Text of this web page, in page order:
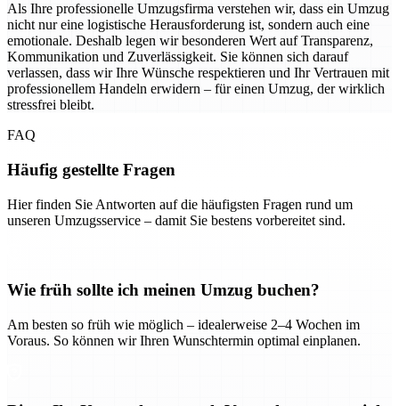
Als Ihre professionelle Umzugsfirma verstehen wir, dass ein Umzug
nicht nur eine logistische Herausforderung ist, sondern auch eine
emotionale. Deshalb legen wir besonderen Wert auf Transparenz,
Kommunikation und Zuverlässigkeit. Sie können sich darauf
verlassen, dass wir Ihre Wünsche respektieren und Ihr Vertrauen mit
professionellem Handeln erwidern – für einen Umzug, der wirklich
stressfrei bleibt.
FAQ
Häufig gestellte Fragen
Hier finden Sie Antworten auf die häufigsten Fragen rund um
unseren Umzugsservice – damit Sie bestens vorbereitet sind.
Wie früh sollte ich meinen Umzug buchen?
Am besten so früh wie möglich – idealerweise 2–4 Wochen im
Voraus. So können wir Ihren Wunschtermin optimal einplanen.